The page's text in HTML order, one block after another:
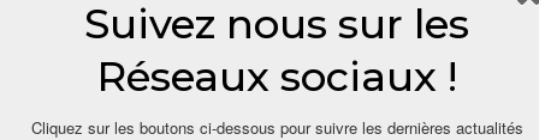
Suivez nous sur les
Réseaux sociaux !
Cliquez sur les boutons ci-dessous pour suivre les dernières actualités